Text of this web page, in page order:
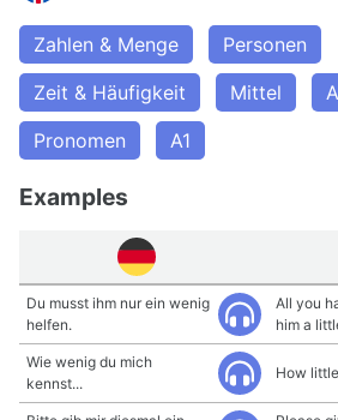
Zahlen & Menge
Personen
Zeit & Häufigkeit
Mittel
Pronomen
A1
Examples
Du musst ihm nur ein wenig
helfen.
All you
him a
Wie wenig du mich
kennst...
How